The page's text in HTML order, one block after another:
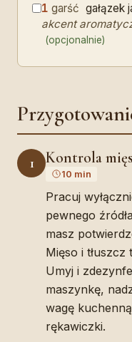
1 garść gałązek
akcent
(opcjonalnie)
1 Kontrola
10 min
Pracuj
pewnego
masz
Mięso i
Umyj i
maszynkę,
wagę
rękawiczki.